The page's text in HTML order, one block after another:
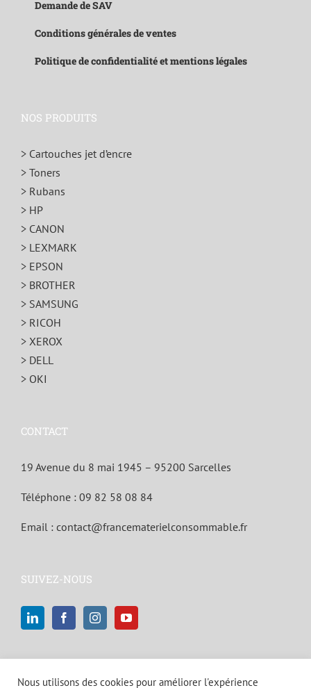
Demande de SAV
Conditions générales de ventes
Politique de confidentialité et mentions légales
NOS PRODUITS
> Cartouches jet d’encre
> Toners
> Rubans
> HP
> CANON
> LEXMARK
> EPSON
> BROTHER
> SAMSUNG
> RICOH
> XEROX
> DELL
> OKI
CONTACT
19 Avenue du 8 mai 1945 – 95200 Sarcelles
Téléphone : 09 82 58 08 84
Email : contact@francematerielconsommable.fr
SUIVEZ-NOUS
Nous utilisons des cookies pour améliorer l'expérience